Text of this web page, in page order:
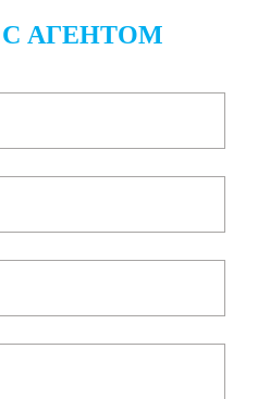
С АГЕНТОМ